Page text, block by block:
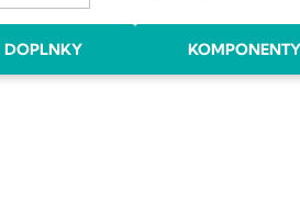
DOPLNKY KOMPONENTY